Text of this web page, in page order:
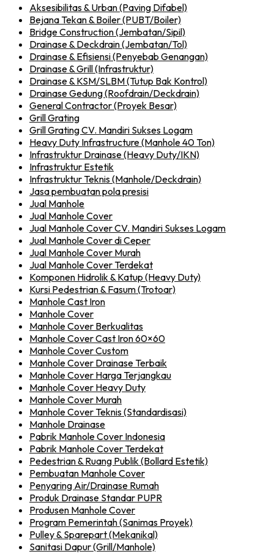
Aksesibilitas & Urban (Paving Difabel)
Bejana Tekan & Boiler (PUBT/Boiler)
Bridge Construction (Jembatan/Sipil)
Drainase & Deckdrain (Jembatan/Tol)
Drainase & Efisiensi (Penyebab Genangan)
Drainase & Grill (Infrastruktur)
Drainase & KSM/SLBM (Tutup Bak Kontrol)
Drainase Gedung (Roofdrain/Deckdrain)
General Contractor (Proyek Besar)
Grill Grating
Grill Grating CV. Mandiri Sukses Logam
Heavy Duty Infrastructure (Manhole 40 Ton)
Infrastruktur Drainase (Heavy Duty/IKN)
Infrastruktur Estetik
Infrastruktur Teknis (Manhole/Deckdrain)
Jasa pembuatan pola presisi
Jual Manhole
Jual Manhole Cover
Jual Manhole Cover CV. Mandiri Sukses Logam
Jual Manhole Cover di Ceper
Jual Manhole Cover Murah
Jual Manhole Cover Terdekat
Komponen Hidrolik & Katup (Heavy Duty)
Kursi Pedestrian & Fasum (Trotoar)
Manhole Cast Iron
Manhole Cover
Manhole Cover Berkualitas
Manhole Cover Cast Iron 60×60
Manhole Cover Custom
Manhole Cover Drainase Terbaik
Manhole Cover Harga Terjangkau
Manhole Cover Heavy Duty
Manhole Cover Murah
Manhole Cover Teknis (Standardisasi)
Manhole Drainase
Pabrik Manhole Cover Indonesia
Pabrik Manhole Cover Terdekat
Pedestrian & Ruang Publik (Bollard Estetik)
Pembuatan Manhole Cover
Penyaring Air/Drainase Rumah
Produk Drainase Standar PUPR
Produsen Manhole Cover
Program Pemerintah (Sanimas Proyek)
Pulley & Sparepart (Mekanikal)
Sanitasi Dapur (Grill/Manhole)